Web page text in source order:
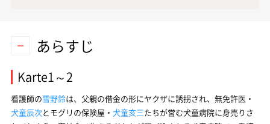
あらすじ
Karte1～2
看護師の雪野鈴は、父親の借金の形にヤクザに誘拐され、無免許医・
犬童辰次とモグリの保険屋・ 犬童亥三たちが営む犬童病院に身売りさ